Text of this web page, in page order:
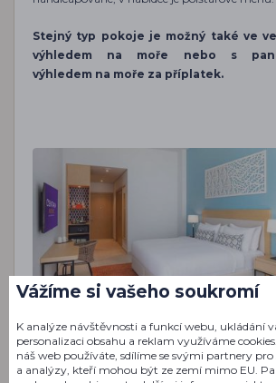
Stejný typ pokoje je možný také ve
výhledem na moře nebo s
výhledem na moře za příplatek.
Více fotografií
Kapacita pokoje
Vážíme si vašeho soukromí
K analýze návštěvnosti a funkcí webu, ukládání
personalizaci obsahu a reklam využíváme
náš web používáte, sdílíme se svými partnery pro
a analýzy, kteří mohou být ze zemí mimo EU.